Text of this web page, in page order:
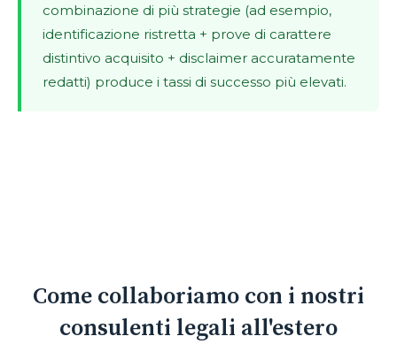
combinazione di più strategie (ad esempio,
identificazione ristretta + prove di carattere
distintivo acquisito + disclaimer accuratamente
redatti) produce i tassi di successo più elevati.
Come collaboriamo con i nostri
consulenti legali all'estero